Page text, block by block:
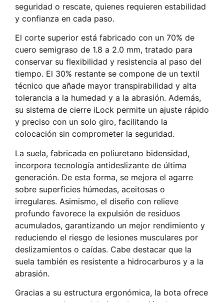
seguridad o rescate, quienes requieren estabilidad
y confianza en cada paso.
El corte superior está fabricado con un 70% de
cuero semigraso de 1.8 a 2.0 mm, tratado para
conservar su flexibilidad y resistencia al paso del
tiempo. El 30% restante se compone de un textil
técnico que añade mayor transpirabilidad y alta
tolerancia a la humedad y a la abrasión. Además,
su sistema de cierre iLock permite un ajuste rápido
y preciso con un solo giro, facilitando la
colocación sin comprometer la seguridad.
La suela, fabricada en poliuretano bidensidad,
incorpora tecnología antideslizante de última
generación. De esta forma, se mejora el agarre
sobre superficies húmedas, aceitosas o
irregulares. Asimismo, el diseño con relieve
profundo favorece la expulsión de residuos
acumulados, garantizando un mejor rendimiento y
reduciendo el riesgo de lesiones musculares por
deslizamientos o caídas. Cabe destacar que la
suela también es resistente a hidrocarburos y a la
abrasión.
Gracias a su estructura ergonómica, la bota ofrece